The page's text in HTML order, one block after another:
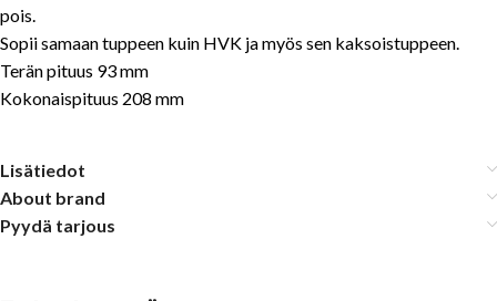
pois.
Sopii samaan tuppeen kuin HVK ja myös sen kaksoistuppeen.
Terän pituus 93 mm
Kokonaispituus 208 mm
Lisätiedot
About brand
Pyydä tarjous